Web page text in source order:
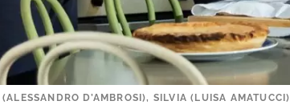
D’AMBROSI), SILVIA (LUISA